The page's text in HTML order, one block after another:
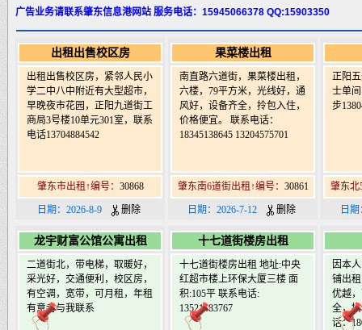
广告业务请联系肇东信息港网站 服务电话：15945066378 QQ:15903350
出租出售校区房
出租出售校区房，紧邻人民小
学二中八中附近有大型超市，
早晚夜市花园，正阳九道街工
商局3号楼10单元301室，联系
电话13704884542
肇东市出租↑编号： 30868
日期：2026-8-9 删除
果菜楼出租
南直路六道街，果菜楼出租，
六楼，79平方米，光线好，通
风好，设备齐全，拎包入住，
价格便宜。 联系电话：
18345138645 13204575701
肇东南6道街出租↑编号： 30861
日期：2026-7-12 删除
正阳
士单
步
肇东北
日
龙宇财富公馆公寓出租
二道街北，带电梯，取暖好，
采光好，交通便利，校区房，
有空调，宽带，可月租，年租
有意者与我联系
十七道街楼房出租
十七道街楼房出租 地址:中央
红超市楼上环保大厦三楼 面
积:105平 联系电话:
13521383767
因本
铺出
优越
全，
话：